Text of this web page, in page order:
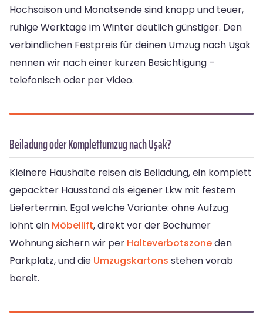
Hochsaison und Monatsende sind knapp und teuer,
ruhige Werktage im Winter deutlich günstiger. Den
verbindlichen Festpreis für deinen Umzug nach Uşak
nennen wir nach einer kurzen Besichtigung –
telefonisch oder per Video.
Beiladung oder Komplettumzug nach Uşak?
Kleinere Haushalte reisen als Beiladung, ein komplett
gepackter Hausstand als eigener Lkw mit festem
Liefertermin. Egal welche Variante: ohne Aufzug
lohnt ein Möbellift, direkt vor der Bochumer
Wohnung sichern wir per Halteverbotszoneden
Parkplatz, und die Umzugskartons stehen vorab
bereit.